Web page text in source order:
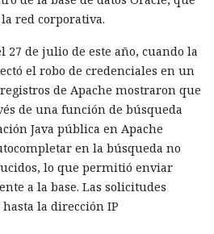
en Rust, integrado directamente
manual de lamemoiza
el código por eltranspilador
el tiempo de compilación en un
en un 46% en recompilación.
también afectó a la ejecución del
versión 7, reescrito en Go, según
Next.js acelera el
diez veces. En el
red corporativa.
27 de julio de este año, cuando la
el robo de credenciales en un
de Apache mostraron que
de una función de búsqueda
Java pública en Apache
en la búsqueda no
lo que permitió enviar
a la base. Las solicitudes
la dirección IP